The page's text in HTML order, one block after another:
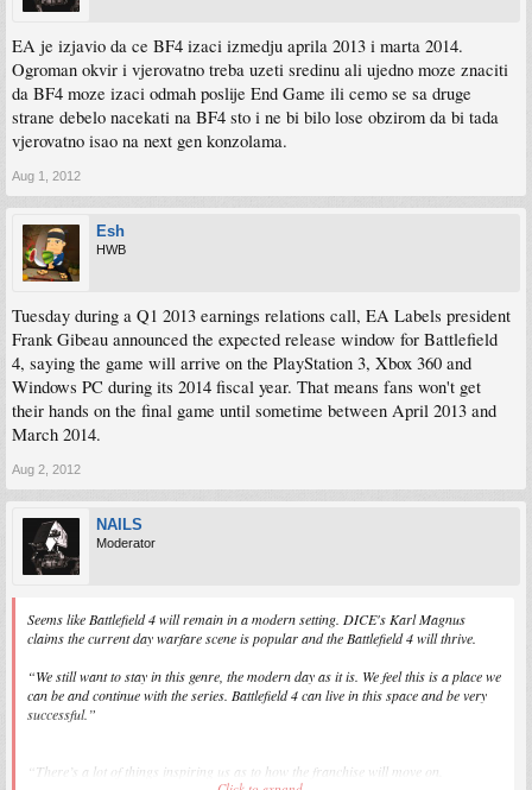
EA je izjavio da ce BF4 izaci izmedju aprila 2013 i marta 2014.
Ogroman okvir i vjerovatno treba uzeti sredinu ali ujedno moze znaciti
da BF4 moze izaci odmah poslije End Game ili cemo se sa druge
strane debelo nacekati na BF4 sto i ne bi bilo lose obzirom da bi tada
vjerovatno isao na next gen konzolama.
Aug 1, 2012
Esh
HWB
Tuesday during a Q1 2013 earnings relations call, EA Labels president
Frank Gibeau announced the expected release window for Battlefield
4, saying the game will arrive on the PlayStation 3, Xbox 360 and
Windows PC during its 2014 fiscal year. That means fans won't get
their hands on the final game until sometime between April 2013 and
March 2014.
Aug 2, 2012
NAILS
Moderator
Seems like Battlefield 4 will remain in a modern setting. DICE's Karl Magnus
claims the current day warfare scene is popular and the Battlefield 4 will thrive.
“We still want to stay in this genre, the modern day as it is. We feel this is a place we
can be and continue with the series. Battlefield 4 can live in this space and be very
successful.”
“There’s a lot of things inspiring us as to how the franchise will move on.